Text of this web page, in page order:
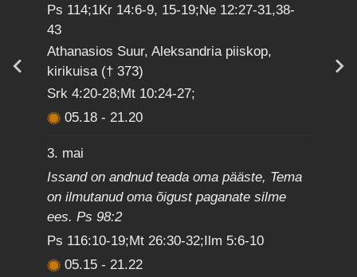
Ps 114;1Kr 14:6-9, 15-19;Ne 12:27-31,38-
43
Athanasios Suur, Aleksandria piiskop,
kirikuisa († 373)
Srk 4:20-28;Mt 10:24-27;
05.18-21.20
3. mai
Issand on andnud teada oma pääste, Tema
on ilmutanud oma õigust paganate silme
ees. Ps 98:2
Ps 116:10-19;Mt 26:30-32;Ilm 5:6-10
05.15-21.22